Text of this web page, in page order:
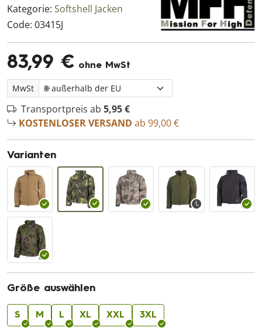
Kategorie: Softshell Jacken
Code: 03415J
83,99 € ohne MwSt
MwSt
Transportpreis ab 5,95 €
KOSTENLOSER VERSAND ab 99,00 €
Varianten
Größe auswählen
S M L XL XXL 3XL